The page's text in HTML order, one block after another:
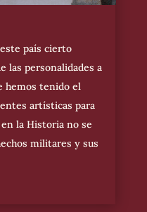
país cierto
las personalidades a
hemos tenido el
artísticas para
la Historia no se
militares y sus